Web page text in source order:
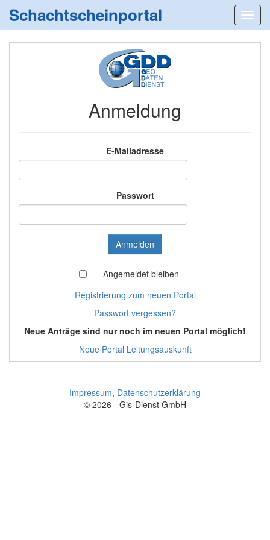
Schachtscheinportal
Anmeldung
E-Mailadresse
Passwort
Angemeldet bleiben
Registrierung zum neuen Portal
Passwort vergessen?
Neue Anträge sind nur noch im neuen Portal möglich!
Neue Portal Leitungsauskunft
Impressum, Datenschutzerklärung
© 2026 - Gis-Dienst GmbH